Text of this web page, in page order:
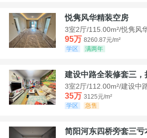
悦隽风华精装空房
3室2厅/115.00m²/悦隽风
95万 8260.87元/m²
学区
满两年
建设中路全装修套三，
3室2厅/112.00m²/建设中
35万 3125元/m²
学区
急售
简阳河东四桥旁套三亏